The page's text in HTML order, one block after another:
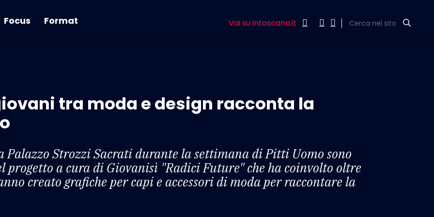
Focus Format Vai su intoscana.it Cerca nel sito
tra moda e design racconta la
Palazzo Strozzi Sacrati durante la settimana di Pitti Uomo sono
a cura di Giovanisì "Radici Future" che ha coinvolto oltre
creato grafiche per capi e accessori di moda per raccontare la